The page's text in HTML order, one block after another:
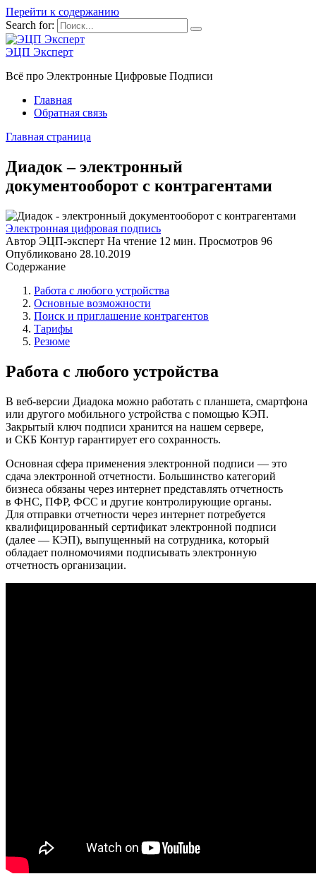
Перейти к содержанию
Search for:
ЭЦП Эксперт
Всё про Электронные Цифровые Подписи
Главная
Обратная связь
Главная страница
Диадок – электронный
документооборот с контрагентами
Электронная цифровая подпись
Автор ЭЦП-эксперт На чтение 12 мин. Просмотров 96
Опубликовано 28.10.2019
Содержание
Работа с любого устройства
Основные возможности
Поиск и приглашение контрагентов
Тарифы
Резюме
Работа с любого устройства
В веб-версии Диадока можно работать с планшета, смартфона
или другого мобильного устройства с помощью КЭП.
Закрытый ключ подписи хранится на нашем сервере,
и СКБ Контур гарантирует его сохранность.
Основная сфера применения электронной подписи — это
сдача электронной отчетности. Большинство категорий
бизнеса обязаны через интернет представлять отчетность
в ФНС, ПФР, ФСС и другие контролирующие органы.
Для отправки отчетности через интернет потребуется
квалифицированный сертификат электронной подписи
(далее — КЭП), выпущенный на сотрудника, который
обладает полномочиями подписывать электронную
отчетность организации.